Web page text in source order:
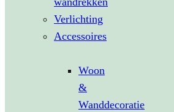
Verlichting
Accessoires
Woon
&
Wanddecoratie